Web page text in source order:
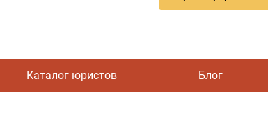
Каталог юристов Блог